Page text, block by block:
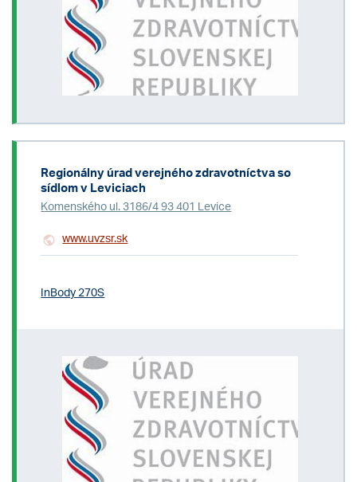
Regionálny úrad verejného zdravotníctva so
sídlom v Leviciach
Komenského ul. 3186/4 93 401 Levice
www.uvzsr.sk
InBody 270S